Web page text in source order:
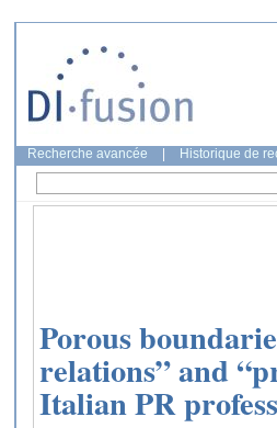
Recherche avancée Historique de
Porous
relations” and
Italian PR